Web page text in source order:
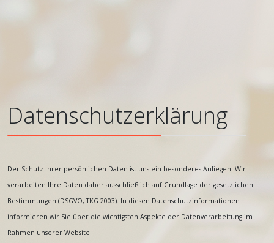
Datenschutzerklärung
Der Schutz Ihrer persönlichen Daten ist uns ein besonderes Anliegen. Wir
verarbeiten Ihre Daten daher ausschließlich auf Grundlage der gesetzlichen
Bestimmungen (DSGVO, TKG 2003). In diesen Datenschutzinformationen
informieren wir Sie über die wichtigsten Aspekte der Datenverarbeitung im
Rahmen unserer Website.